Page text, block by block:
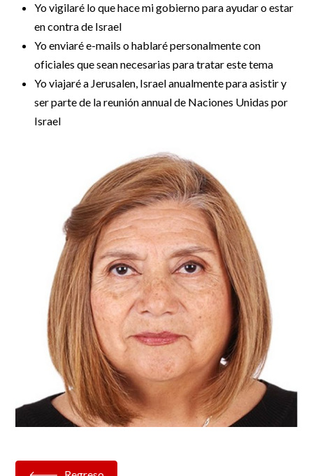
Yo vigilaré lo que hace mi gobierno para ayudar o estar
en contra de Israel
Yo enviaré e-mails o hablaré personalmente con
oficiales que sean necesarias para tratar este tema
Yo viajaré a Jerusalen, Israel anualmente para asistir y
ser parte de la reunión annual de Naciones Unidas por
Israel